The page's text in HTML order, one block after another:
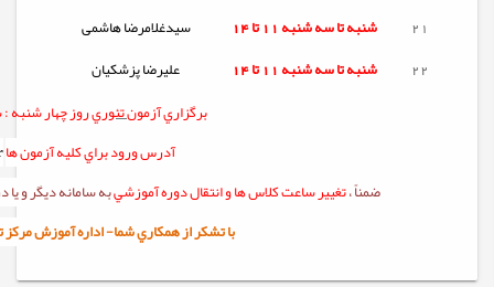
21
شنبه تاسه شنبه11 تا 14
سیدغلامرضا هاشمی
22
شنبه تاسه شنبه11 تا 14
علیرضا پزشکیان
برگزاري آزمونتئوريروز چهار شنبه :
آدرس ورود براي کليه آزمون ها
ضمناً ،تغيير ساعت کلاس ها و انتقال دوره آموزشيبه سامانه ديگر و
با تشکر از همکاري شما- اداره آموزش مرکز تربيت